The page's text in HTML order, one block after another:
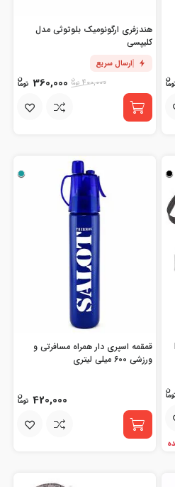
هندزفری ارگونومیک بلوتوثی مدل
کلیپسی
ارسال سریع
400,000
360,000
قمقمه اسپری دار همراه مسافرتی و
ورزشی 600 میلی لیتری
420,000